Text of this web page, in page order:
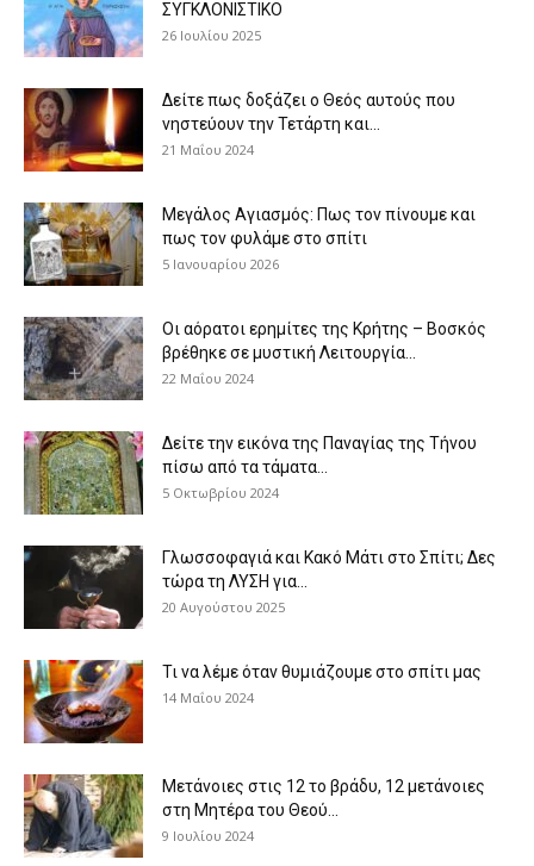
ΣΥΓΚΛΟΝΙΣΤΙΚΟ
26 Ιουλίου 2025
Δείτε πως δοξάζει ο Θεός αυτούς που
νηστεύουν την Τετάρτη και...
21 Μαΐου 2024
Μεγάλος Αγιασμός: Πως τον πίνουμε και
πως τον φυλάμε στο σπίτι
5 Ιανουαρίου 2026
Οι αόρατοι ερημίτες της Κρήτης – Βοσκός
βρέθηκε σε μυστική Λειτουργία...
22 Μαΐου 2024
Δείτε την εικόνα της Παναγίας της Τήνου
πίσω από τα τάματα...
5 Οκτωβρίου 2024
Γλωσσοφαγιά και Κακό Μάτι στο Σπίτι; Δες
τώρα τη ΛΥΣΗ για...
20 Αυγούστου 2025
Τι να λέμε όταν θυμιάζουμε στο σπίτι μας
14 Μαΐου 2024
Μετάνοιες στις 12 το βράδυ, 12 μετάνοιες
στη Μητέρα του Θεού...
9 Ιουλίου 2024